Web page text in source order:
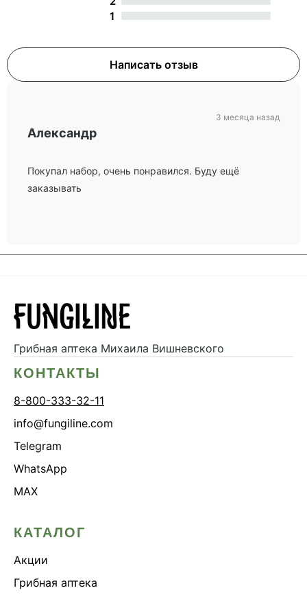
1
Написать отзыв
Александр
Покупал набор, очень понравился. Буду ещё
заказывать
3 месяца назад
Грибная аптека Михаила Вишневского
КОНТАКТЫ
8-800-333-32-11
info@fungiline.com
Telegram
WhatsApp
MAX
КАТАЛОГ
Акции
Грибная аптека